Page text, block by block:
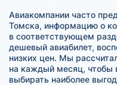
Авиакомпании часто
Томска, информацию о
в соответствующем
дешевый авиабилет,
низких цен. Мы
на каждый месяц, чтобы
выбирать наиболее